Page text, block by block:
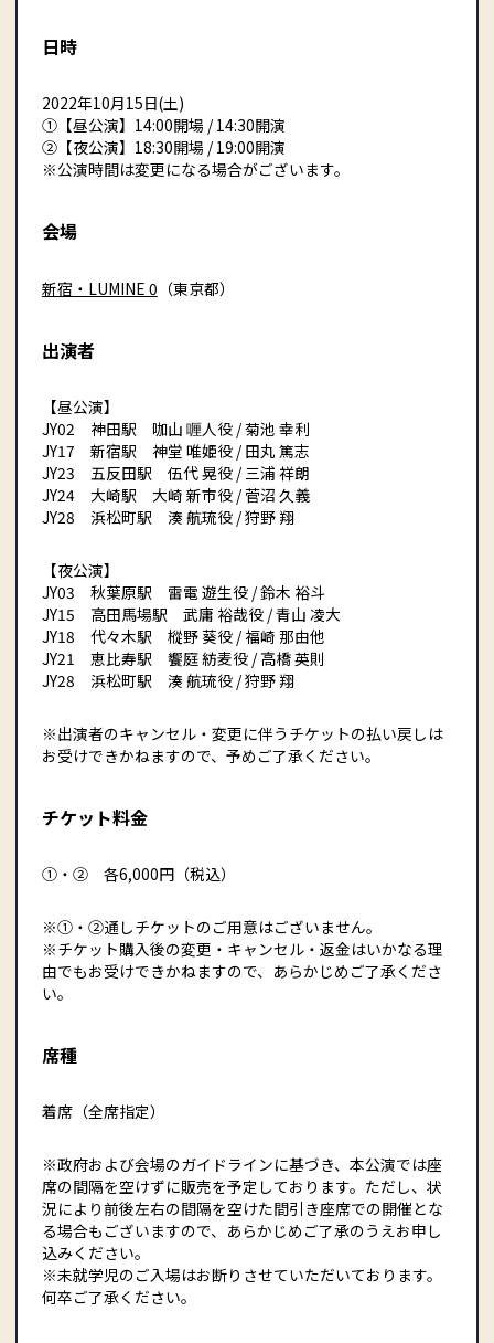
日時
2022年10月15日(土)
①【昼公演】14:00開場 / 14:30開演
②【夜公演】18:30開場 / 19:00開演
※公演時間は変更になる場合がございます。
会場
新宿・LUMINE 0 （東京都）
出演者
【昼公演】
JY02 神田駅 咖山 喱人役 / 菊池 幸利
JY17 新宿駅 神堂 唯姫役 / 田丸 篤志
JY23 五反田駅 伍代 晃役 / 三浦 祥朗
JY24 大崎駅 大崎 新市役 / 菅沼 久義
JY28 浜松町駅 湊 航琉役 / 狩野 翔
【夜公演】
JY03 秋葉原駅 雷電 遊生役 / 鈴木 裕斗
JY15 高田馬場駅 武庸 裕哉役 / 青山 凌大
JY18 代々木駅 樅野 葵役 / 福崎 那由他
JY21 恵比寿駅 饗庭 紡麦役 / 高橋 英則
JY28 浜松町駅 湊 航琉役 / 狩野 翔
※出演者のキャンセル・変更に伴うチケットの払い戻しは
お受けできかねますので、予めご了承ください。
チケット料金
①・② 各6,000円（税込）
※①・②通しチケットのご用意はございません。
※チケット購入後の変更・キャンセル・返金はいかなる理
由でもお受けできかねますので、あらかじめご了承くださ
い。
席種
着席（全席指定）
※政府および会場のガイドラインに基づき、本公演では座
席の間隔を空けずに販売を予定しております。ただし、状
況により前後左右の間隔を空けた間引き座席での開催とな
る場合もございますので、あらかじめご了承のうえお申し
込みください。
※未就学児のご入場はお断りさせていただいております。
何卒ご了承ください。